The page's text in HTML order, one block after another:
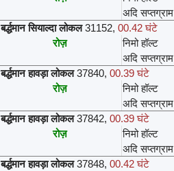
अदि सप्तग्राम
बर्द्धमान सियाल्दा लोकल 31152,00.42 घंटे
रोज़
निमो हॉल्ट
अदि सप्तग्राम
बर्द्धमान हावड़ा लोकल 37840,00.39 घंटे
रोज़
निमो हॉल्ट
अदि सप्तग्राम
बर्द्धमान हावड़ा लोकल 37842,00.39 घंटे
रोज़
निमो हॉल्ट
अदि सप्तग्राम
बर्द्धमान हावड़ा लोकल 37848,00.42 घंटे